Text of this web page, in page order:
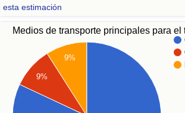
esta estimación
Medios de transporte principales para
9%
9%
Índice de criminalidad por país
Sanidad
Índice de Sanidad (Actual)